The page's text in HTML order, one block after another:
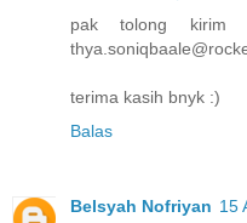
pak tolong
terima kasih bnyk :)
Balas
Belsyah Nofriyan 15